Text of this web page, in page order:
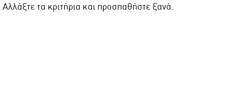
Αλλάξτε τα κριτήρια και προσπαθήστε ξανά.